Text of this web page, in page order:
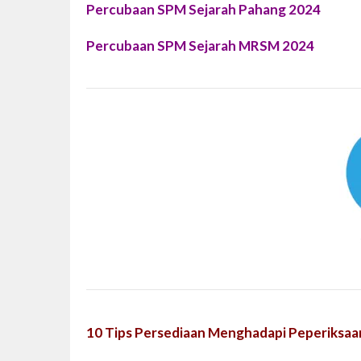
Percubaan SPM Sejarah Pahang 2024
Percubaan SPM Sejarah MRSM 2024
10 Tips Persediaan Menghadapi